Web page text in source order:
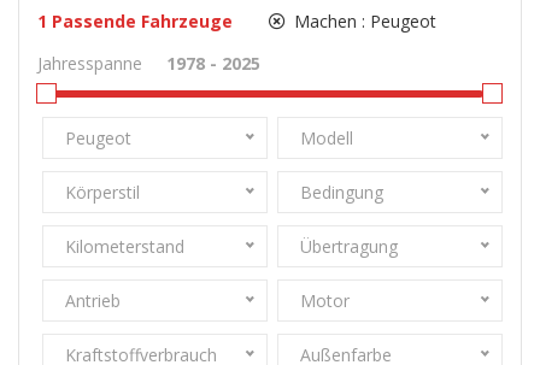
1 Passende Fahrzeuge Machen : Peugeot
Jahresspanne
Peugeot Modell
Körperstil Bedingung
Kilometerstand Übertragung
Antrieb Motor
Kraftstoffverbrauch Außenfarbe